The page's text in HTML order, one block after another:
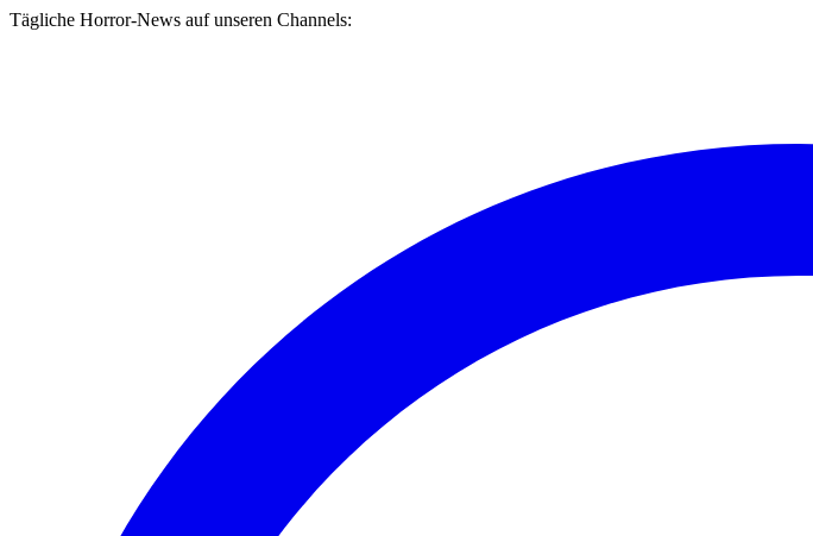
Tägliche Horror-News auf unseren Channels: